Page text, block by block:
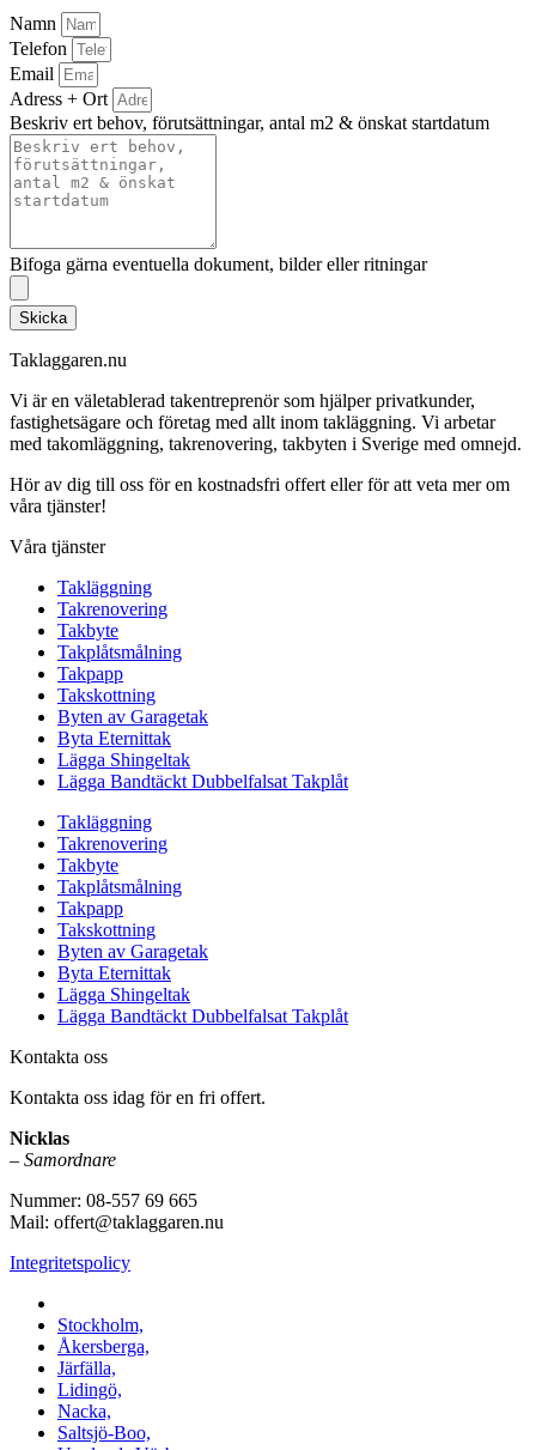
Namn
Telefon
Email
Adress + Ort
Beskriv ert behov, förutsättningar, antal m2 & önskat startdatum
Bifoga gärna eventuella dokument, bilder eller ritningar
Skicka
Taklaggaren.nu
Vi är en väletablerad takentreprenör som hjälper privatkunder,
fastighetsägare och företag med allt inom takläggning. Vi arbetar
med takomläggning, takrenovering, takbyten i Sverige med omnejd.
Hör av dig till oss för en kostnadsfri offert eller för att veta mer om
våra tjänster!
Våra tjänster
Takläggning
Takrenovering
Takbyte
Takplåtsmålning
Takpapp
Takskottning
Byten av Garagetak
Byta Eternittak
Lägga Shingeltak
Lägga Bandtäckt Dubbelfalsat Takplåt
Takläggning
Takrenovering
Takbyte
Takplåtsmålning
Takpapp
Takskottning
Byten av Garagetak
Byta Eternittak
Lägga Shingeltak
Lägga Bandtäckt Dubbelfalsat Takplåt
Kontakta oss
Kontakta oss idag för en fri offert.
Nicklas
– Samordnare
Nummer: 08-557 69 665
Mail: offert@taklaggaren.nu
Integritetspolicy
Stockholm,
Åkersberga,
Järfälla,
Lidingö,
Nacka,
Saltsjö-Boo,